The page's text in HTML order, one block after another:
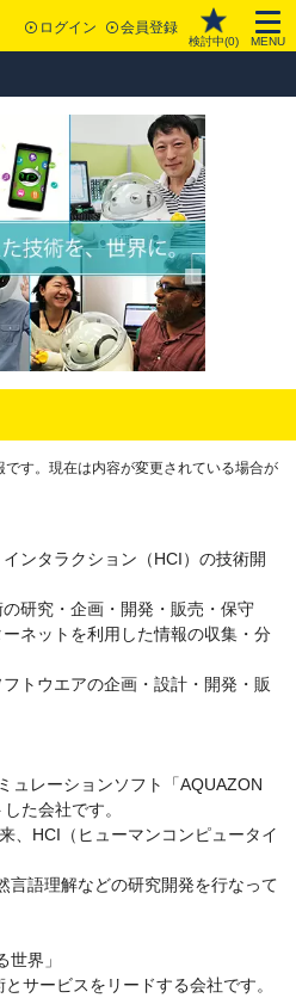
ログイン 会員登録
検討中(0) MENU
す。現在は内容が変更されている場合が
ンタラクション（HCI）の技術開
研究・企画・開発・販売・保守
ネットを利用した情報の収集・分
トウエアの企画・設計・開発・販
ュレーションソフト「AQUAZON
た会社です。
、HCI（ヒューマンコンピュータイ
言語理解などの研究開発を行なって
世界」
サービスをリードする会社です。